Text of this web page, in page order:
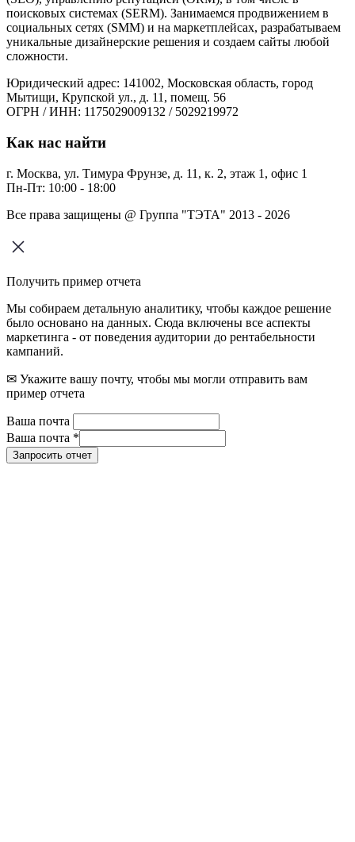
поисковых системах (SERM). Занимаемся продвижением в
социальных сетях (SMM) и на маркетплейсах, разрабатываем
уникальные дизайнерские решения и создаем сайты любой
сложности.
Юридический адрес: 141002, Московская область, город
Мытищи, Крупской ул., д. 11, помещ. 56
ОГРН / ИНН: 1175029009132 / 5029219972
Как нас найти
г. Москва, ул. Тимура Фрунзе, д. 11, к. 2, этаж 1, офис 1
Пн-Пт: 10:00 - 18:00
Все права защищены @ Группа "ТЭТА" 2013 - 2026
Получить пример отчета
Мы собираем детальную аналитику, чтобы каждое решение
было основано на данных. Сюда включены все аспекты
маркетинга - от поведения аудитории до рентабельности
кампаний.
✉ Укажите вашу почту, чтобы мы могли отправить вам
пример отчета
Ваша почта
Ваша почта *
Запросить отчет